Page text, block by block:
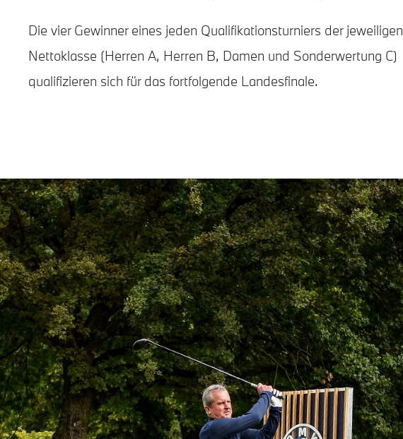
Die vier Gewinner eines jeden Qualifikationsturniers der jeweiligen
Nettoklasse (Herren A, Herren B, Damen und Sonderwertung C)
qualifizieren sich für das fortfolgende Landesfinale.